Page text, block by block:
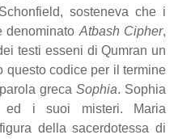
sosteneva che i
denominato Atbash Cipher,
testi esseni di Qumran un
questo codice per il termine
grecaSophia. Sophia
ed i suoi misteri. Maria
della sacerdotessa di